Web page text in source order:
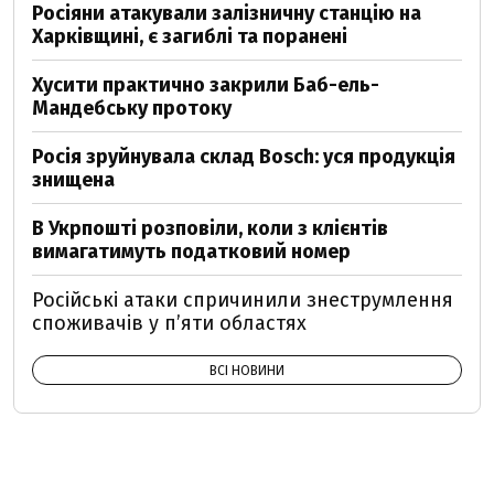
Росіяни атакували залізничну станцію на
Харківщині, є загиблі та поранені
Хусити практично закрили Баб-ель-
Мандебську протоку
Росія зруйнувала склад Bosch: уся продукція
знищена
В Укрпошті розповіли, коли з клієнтів
вимагатимуть податковий номер
Російські атаки спричинили знеструмлення
споживачів у п’яти областях
ВСІ НОВИНИ